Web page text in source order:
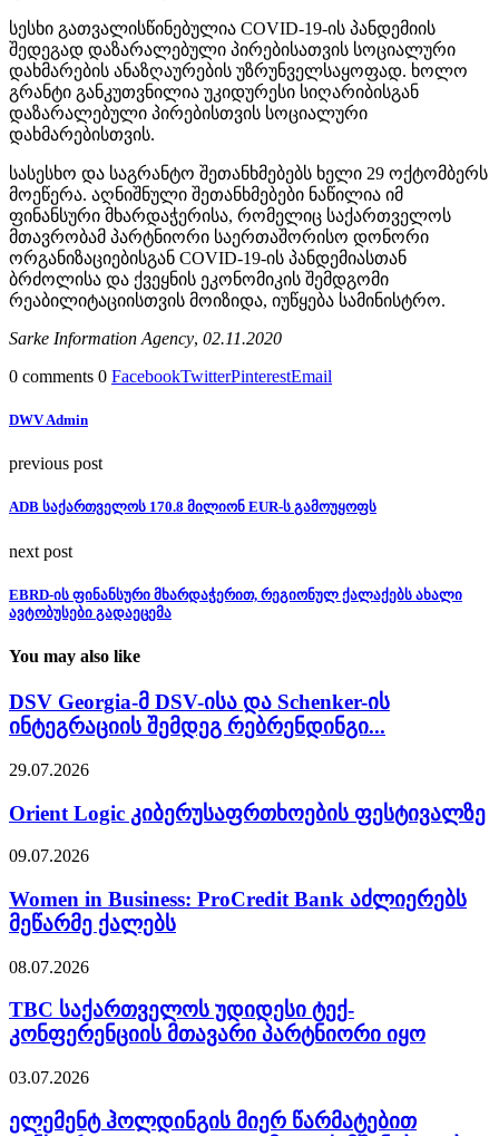
სესხი გათვალისწინებულია COVID-19-ის პანდემიის
შედეგად დაზარალებული პირებისათვის სოციალური
დახმარების ანაზღაურების უზრუნველსაყოფად. ხოლო
გრანტი განკუთვნილია უკიდურესი სიღარიბისგან
დაზარალებული პირებისთვის სოციალური
დახმარებისთვის.
სასესხო და საგრანტო შეთანხმებებს ხელი 29 ოქტომბერს
მოეწერა. აღნიშნული შეთანხმებები ნაწილია იმ
ფინანსური მხარდაჭერისა, რომელიც საქართველოს
მთავრობამ პარტნიორი საერთაშორისო დონორი
ორგანიზაციებისგან COVID-19-ის პანდემიასთან
ბრძოლისა და ქვეყნის ეკონომიკის შემდგომი
რეაბილიტაციისთვის მოიზიდა, იუწყება სამინისტრო.
Sarke Information Agency, 02.11.2020
0 comments 0 FacebookTwitterPinterestEmail
DWV Admin
previous post
ADB საქართველოს 170.8 მილიონ EUR-ს გამოუყოფს
next post
EBRD-ის ფინანსური მხარდაჭერით, რეგიონულ ქალაქებს ახალი
ავტობუსები გადაეცემა
You may also like
DSV Georgia-მ DSV-ისა და Schenker-ის
ინტეგრაციის შემდეგ რებრენდინგი...
29.07.2026
Orient Logic კიბერუსაფრთხოების ფესტივალზე
09.07.2026
Women in Business: ProCredit Bank აძლიერებს
მეწარმე ქალებს
08.07.2026
TBC საქართველოს უდიდესი ტექ-
კონფერენციის მთავარი პარტნიორი იყო
03.07.2026
ელემენტ ჰოლდინგის მიერ წარმატებით